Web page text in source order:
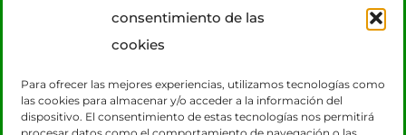
consentimiento de las
cookies
Para ofrecer las mejores experiencias, utilizamos tecnologías como
las cookies para almacenar y/o acceder a la información del
dispositivo. El consentimiento de estas tecnologías nos permitirá
Taxi 7 plazas para grupos
Transporte VIP
CONTACTO